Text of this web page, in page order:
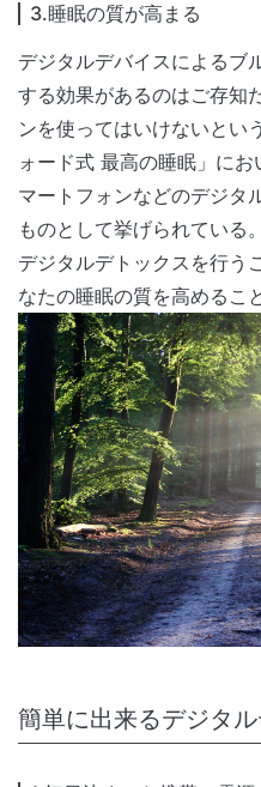
3.睡眠の質が高まる
デジタルデバイスによるブ
する効果があるのはご存知
ンを使ってはいけないとい
ォード式 最高の睡眠」に
マートフォンなどのデジタ
ものとして挙げられている。
デジタルデトックスを行う
なたの睡眠の質を高めるこ
簡単に出来るデジタ